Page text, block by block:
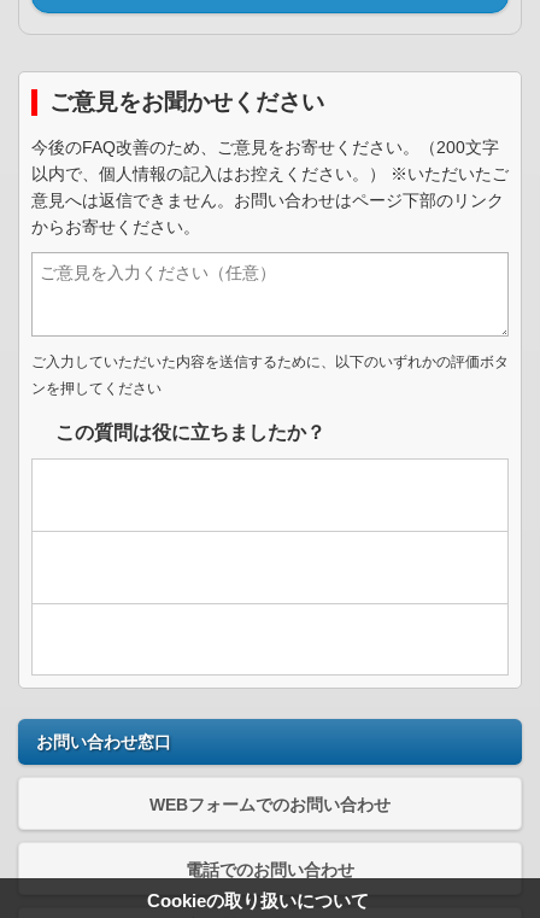
Cookieの取り扱いについて
ご意見をお聞かせください
今後のFAQ改善のため、ご意見をお寄せください。（200文字
以内で、個人情報の記入はお控えください。） ※いただいたご
意見へは返信できません。お問い合わせはページ下部のリンク
からお寄せください。
ご入力していただいた内容を送信するために、以下のいずれかの評価ボタ
ンを押してください
この質問は役に立ちましたか？
お問い合わせ窓口
WEBフォームでのお問い合わせ
電話でのお問い合わせ